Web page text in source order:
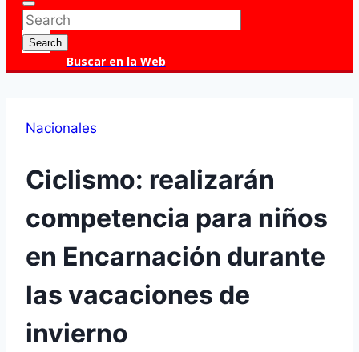
Enter
Keyword
Search
for:
Search
SearchBuscar en la Web
Nacionales
Ciclismo: realizarán
competencia para niños
en Encarnación durante
las vacaciones de
invierno